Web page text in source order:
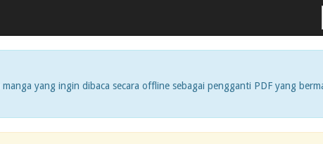
yang ingin dibaca secara offline sebagai pengganti PDF yang